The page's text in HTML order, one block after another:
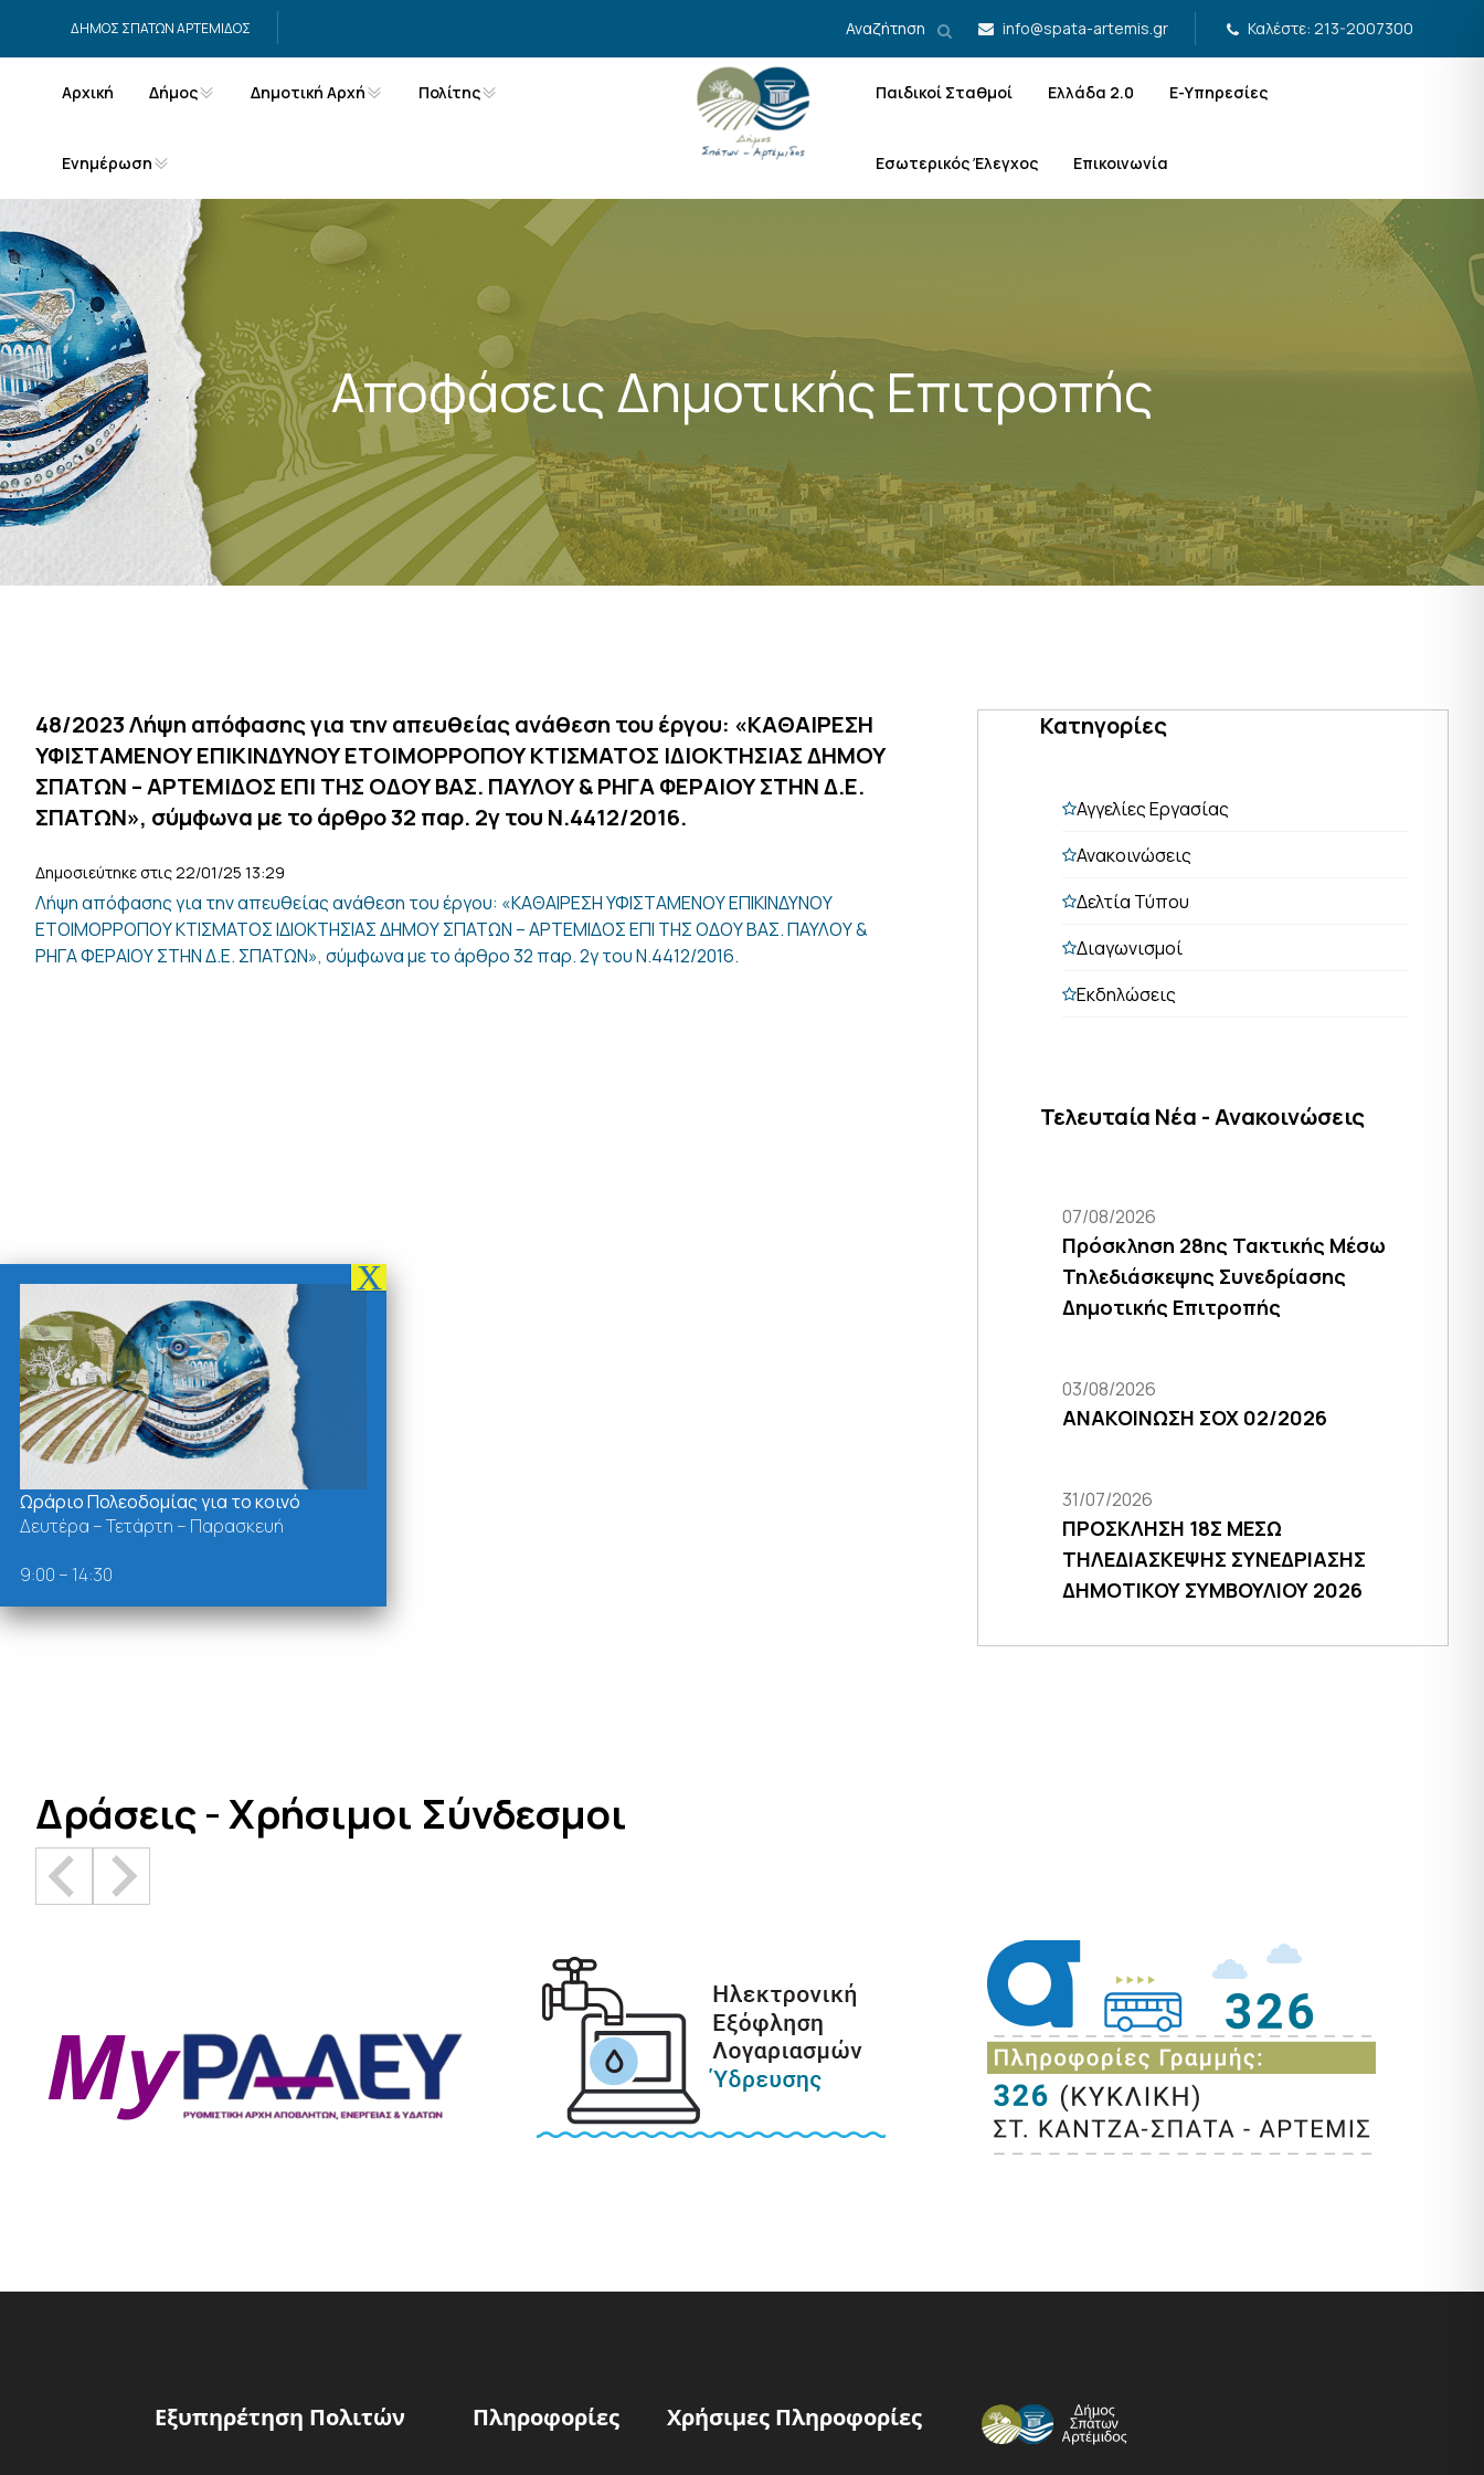
ΔΗΜΟΣ ΣΠΑΤΩΝ ΑΡΤΕΜΙΔΟΣ Αναζήτηση info@spata-artemis.gr Καλέστε: 213-2007300
Αρχική Δήμος Δημοτική Αρχή Πολίτης
Ενημέρωση
Παιδικοί Σταθμοί Ελλάδα 2.0 Ε-Υπηρεσίες
Εσωτερικός Έλεγχος Επικοινωνία
Αποφάσεις Δημοτικής Επιτροπής
48/2023 Λήψη απόφασης για την απευθείας ανάθεση του έργου: «ΚΑΘΑΙΡΕΣΗ
ΥΦΙΣΤΑΜΕΝΟΥ ΕΠΙΚΙΝΔΥΝΟΥ ΕΤΟΙΜΟΡΡΟΠΟΥ ΚΤΙΣΜΑΤΟΣ ΙΔΙΟΚΤΗΣΙΑΣ ΔΗΜΟΥ
ΣΠΑΤΩΝ – ΑΡΤΕΜΙΔΟΣ ΕΠΙ ΤΗΣ ΟΔΟΥ ΒΑΣ. ΠΑΥΛΟΥ & ΡΗΓΑ ΦΕΡΑΙΟΥ ΣΤΗΝ Δ.Ε.
ΣΠΑΤΩΝ», σύμφωνα με το άρθρο 32 παρ. 2γ του Ν.4412/2016.
Δημοσιεύτηκε στις 22/01/25 13:29
Λήψη απόφασης για την απευθείας ανάθεση του έργου: «ΚΑΘΑΙΡΕΣΗ ΥΦΙΣΤΑΜΕΝΟΥ ΕΠΙΚΙΝΔΥΝΟΥ
ΕΤΟΙΜΟΡΡΟΠΟΥ ΚΤΙΣΜΑΤΟΣ ΙΔΙΟΚΤΗΣΙΑΣ ΔΗΜΟΥ ΣΠΑΤΩΝ – ΑΡΤΕΜΙΔΟΣ ΕΠΙ ΤΗΣ ΟΔΟΥ ΒΑΣ. ΠΑΥΛΟΥ &
ΡΗΓΑ ΦΕΡΑΙΟΥ ΣΤΗΝ Δ.Ε. ΣΠΑΤΩΝ», σύμφωνα με το άρθρο 32 παρ. 2γ του Ν.4412/2016.
Κατηγορίες
Αγγελίες Εργασίας
Ανακοινώσεις
Δελτία Τύπου
Διαγωνισμοί
Εκδηλώσεις
Τελευταία Νέα - Ανακοινώσεις
07/08/2026
Πρόσκληση 28ης Τακτικής Μέσω
Τηλεδιάσκεψης Συνεδρίασης
Δημοτικής Επιτροπής
03/08/2026
ΑΝΑΚΟΙΝΩΣΗ ΣΟΧ 02/2026
31/07/2026
ΠΡΟΣΚΛΗΣΗ 18Σ ΜΕΣΩ
ΤΗΛΕΔΙΑΣΚΕΨΗΣ ΣΥΝΕΔΡΙΑΣΗΣ
ΔΗΜΟΤΙΚΟΥ ΣΥΜΒΟΥΛΙΟΥ 2026
Δράσεις - Χρήσιμοι Σύνδεσμοι
Εξυπηρέτηση Πολιτών Πληροφορίες Χρήσιμες Πληροφορίες
Ωράριο Πολεοδομίας για το κοινό
Δευτέρα – Τετάρτη – Παρασκευή
9:00 – 14:30